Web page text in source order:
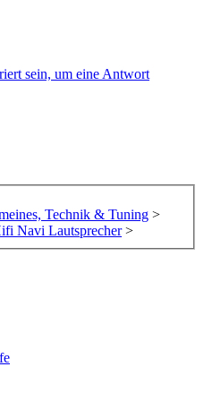
sein, um eine Antwort
Technik & Tuning >
Navi Lautsprecher >